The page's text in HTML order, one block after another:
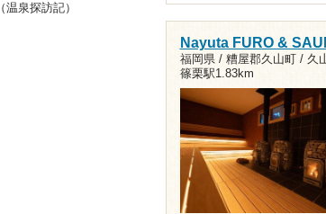
Nayuta FURO &
福岡県 / 糟屋郡久山町 / 久
篠栗駅1.83km
（温泉探訪記）